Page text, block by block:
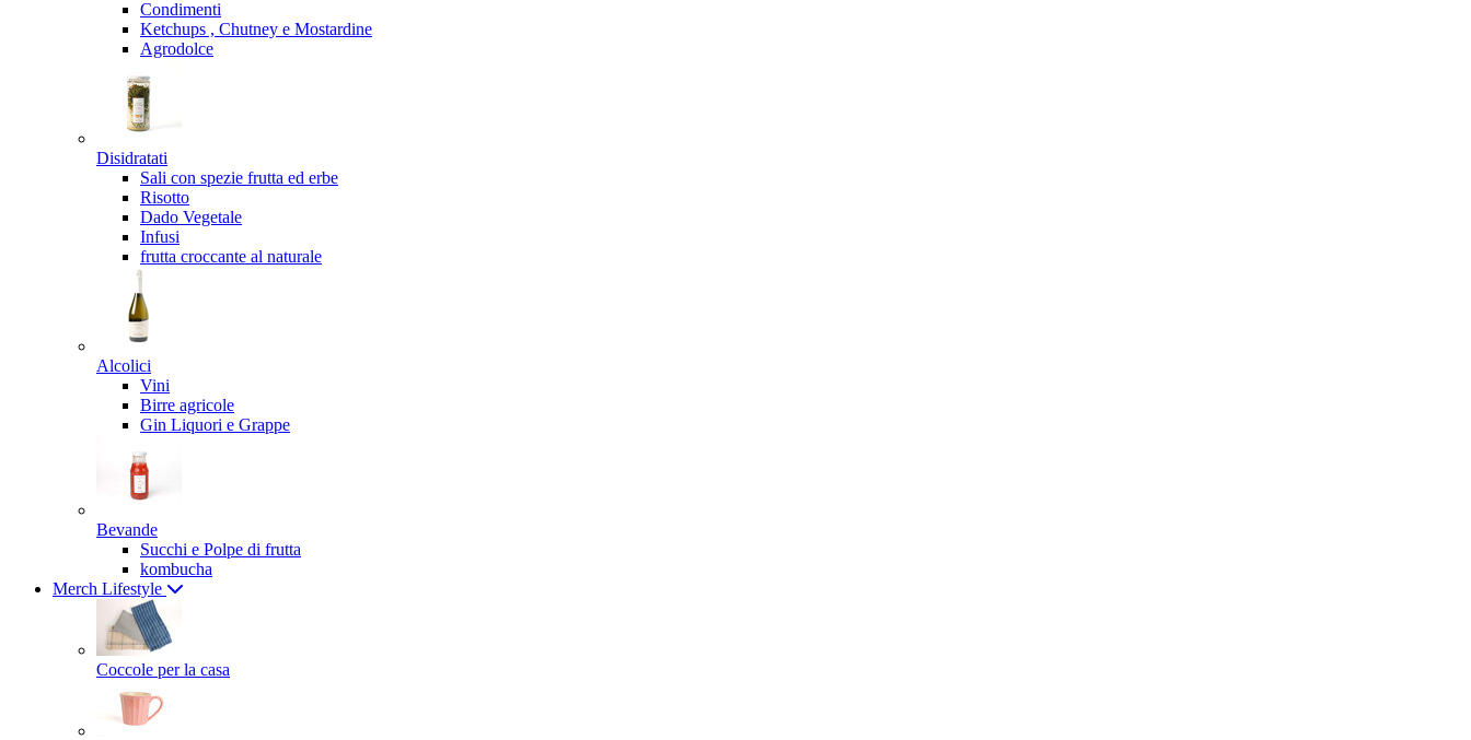
Condimenti
Ketchups , Chutney e Mostardine
Agrodolce
Disidratati
Sali con spezie frutta ed erbe
Risotto
Dado Vegetale
Infusi
frutta croccante al naturale
Alcolici
Vini
Birre agricole
Gin Liquori e Grappe
Bevande
Succhi e Polpe di frutta
kombucha
Merch Lifestyle
Coccole per la casa